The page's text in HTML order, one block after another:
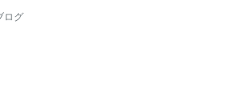
ログ